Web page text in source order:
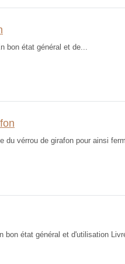
bon état général et de...
vérrou de girafon pour ainsi
bon état général et d'utilisation